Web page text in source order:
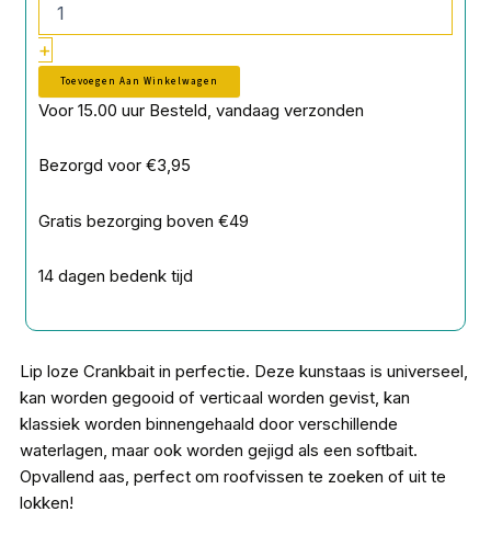
+
Toevoegen Aan Winkelwagen
Voor 15.00 uur Besteld, vandaag verzonden
Bezorgd voor €3,95
Gratis bezorging boven €49
14 dagen bedenk tijd
Lip loze Crankbait in perfectie. Deze kunstaas is universeel,
kan worden gegooid of verticaal worden gevist, kan
klassiek worden binnengehaald door verschillende
waterlagen, maar ook worden gejigd als een softbait.
Opvallend aas, perfect om roofvissen te zoeken of uit te
lokken!